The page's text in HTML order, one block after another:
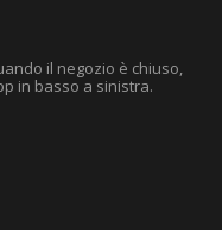
il negozio è chiuso,
in basso a sinistra.